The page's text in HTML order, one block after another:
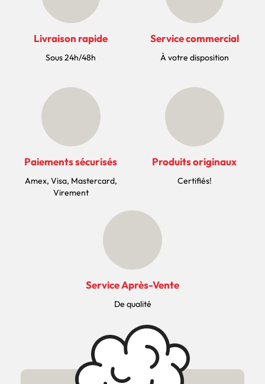
Livraison rapide
Sous 24h/48h
Service commercial
À votre disposition
Paiements sécurisés
Amex, Visa, Mastercard,
Virement
Produits originaux
Certifiés!
Service Après-Vente
De qualité